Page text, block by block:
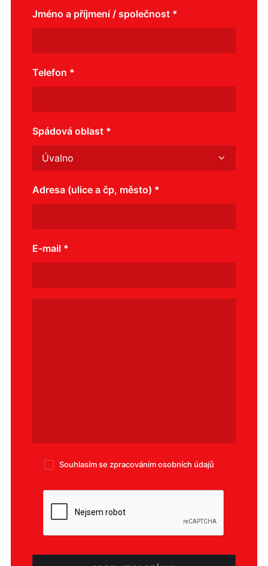
Jméno a příjmení / společnost *
Telefon *
Spádová oblast *
Adresa (ulice a čp, město) *
E-mail *
toto
prázdné.
Souhlasím se zpracováním osobních údajů